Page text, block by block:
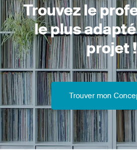
Trouvez le
le plus
projet !
Trouver mon